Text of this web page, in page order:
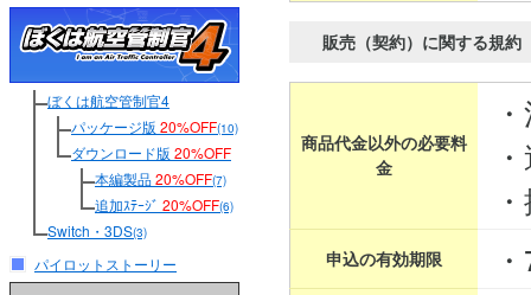
ぼくは航空管制官4
パッケージ版 20%OFF(10)
ダウンロード版 20%OFF
本編製品20%OFF(7)
追加ｽﾃｰｼﾞ 20%OFF(6)
Switch・3DS(3)
パイロットストーリー
販売（契約）に関する規約
商品代金以外の必要料
金
申込の有効期限